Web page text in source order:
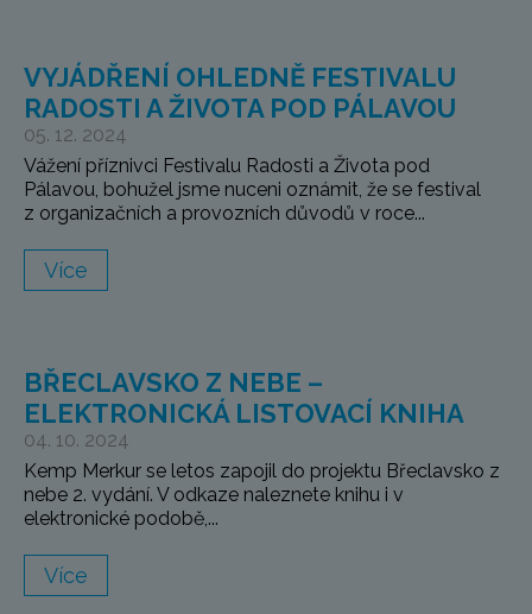
VYJÁDŘENÍ OHLEDNĚ FESTIVALU
RADOSTI A ŽIVOTA POD PÁLAVOU
05. 12. 2024
Vážení příznivci Festivalu Radosti a Života pod
Pálavou, bohužel jsme nuceni oznámit, že se festival
z organizačních a provozních důvodů v roce...
Více
BŘECLAVSKO Z NEBE –
ELEKTRONICKÁ LISTOVACÍ KNIHA
04. 10. 2024
Kemp Merkur se letos zapojil do projektu Břeclavsko z
nebe 2. vydání. V odkaze naleznete knihu i v
elektronické podobě,...
Více